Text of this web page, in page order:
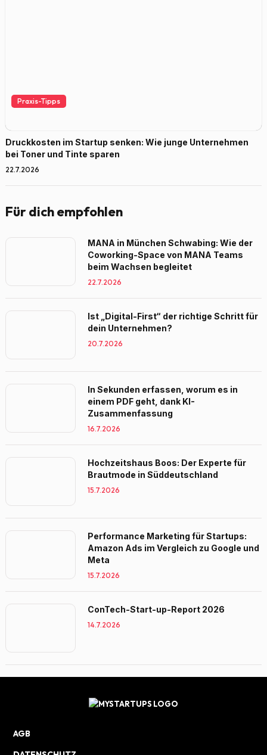
Praxis-Tipps
Druckkosten im Startup senken: Wie junge Unternehmen
bei Toner und Tinte sparen
22.7.2026
Für dich empfohlen
MANA in München Schwabing: Wie der
Coworking-Space von MANA Teams
beim Wachsen begleitet
22.7.2026
Ist „Digital-First“ der richtige Schritt für
dein Unternehmen?
20.7.2026
In Sekunden erfassen, worum es in
einem PDF geht, dank KI-
Zusammenfassung
16.7.2026
Hochzeitshaus Boos: Der Experte für
Brautmode in Süddeutschland
15.7.2026
Performance Marketing für Startups:
Amazon Ads im Vergleich zu Google und
Meta
15.7.2026
ConTech-Start-up-Report 2026
14.7.2026
AGB